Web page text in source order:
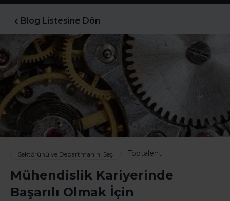
Blog Listesine Dön
Sektörünü ve Departmanını Seç Toptalent
Mühendislik Kariyerinde
Başarılı Olmak İçin